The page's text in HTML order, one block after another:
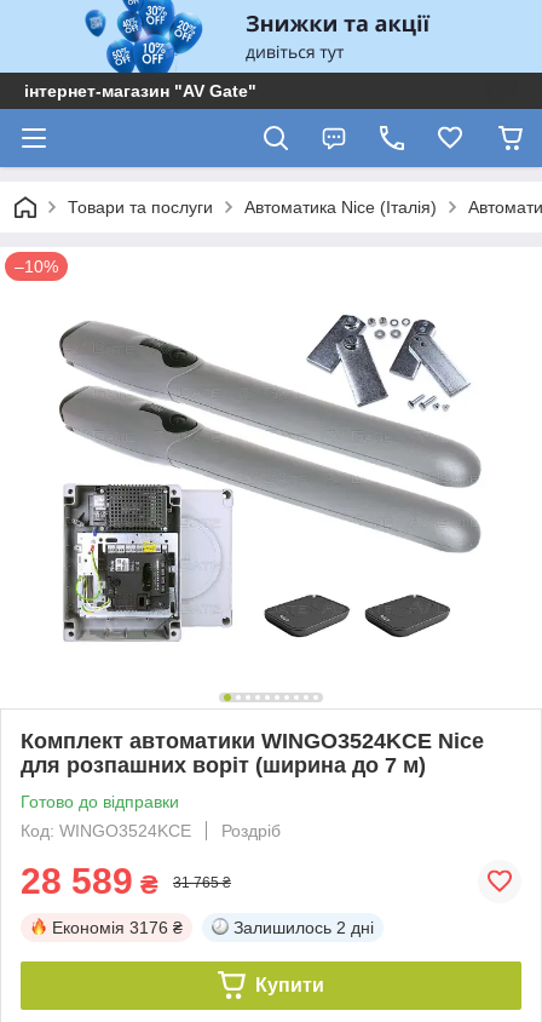
інтернет-магазин "AV Gate"
Товари та послуги Автоматика Nice (Італія)
–10%
Комплект автоматики WINGO3524KCE Nice
для розпашних воріт (ширина до 7 м)
Готово до відправки
Код: WINGO3524KCE
Роздріб
28 589 ₴ 31 765 ₴
Економія 3176 ₴ Залишилось 2 дні
Купити